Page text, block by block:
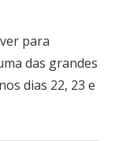
para
das grandes
dias 22, 23 e